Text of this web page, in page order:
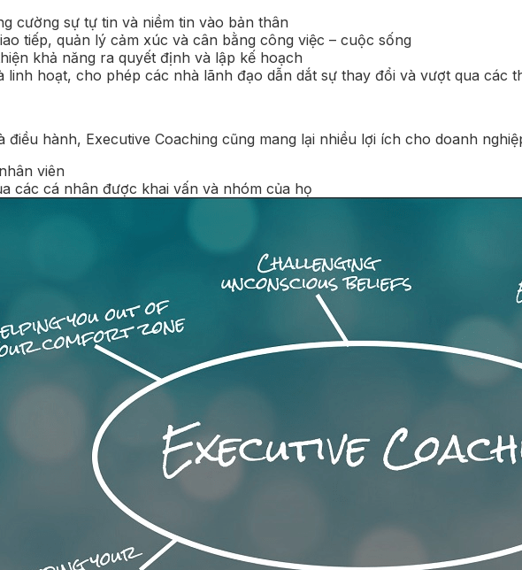
cường sự tự tin và niềm tin vào bản thân
tiếp, quản lý cảm xúc và cân bằng công việc – cuộc sống
khả năng ra quyết định và lập kế hoạch
linh hoạt, cho phép các nhà lãnh đạo dẫn dắt sự thay đổi và vượt qua các
hành, Executive Coaching cũng mang lại nhiều lợi ích cho doanh
viên
các cá nhân được khai vấn và nhóm của họ